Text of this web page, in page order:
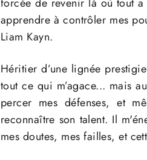
forcée de revenir là où tout
apprendre à contrôler mes
Liam Kayn.
Héritier d’une lignée
tout ce qui m’agace... mais
percer mes défenses, et
reconnaître son talent. Il
mes doutes, mes failles, et